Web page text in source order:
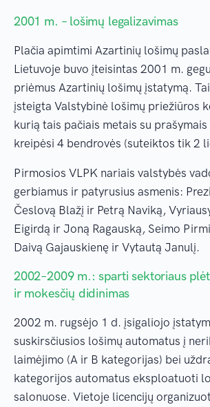
2001 m. – lošimų legalizavimas
Plačia apimtimi Azartinių lošimų
Lietuvoje buvo įteisintas 2001 m.
priėmus Azartinių lošimų įstatymą.
įsteigta Valstybinė lošimų priežiūros
kurią tais pačiais metais su
kreipėsi 4 bendrovės (suteiktos tik 2
Pirmosios VLPK nariais valstybės
gerbiamus ir patyrusius asmenis:
Česlovą Blažį ir Petrą Naviką,
Eigirdą ir Joną Ragauską, Seimo
Daivą Gajauskienę ir Vytautą Janulį.
2002–2009 m.: sparti sektoriaus
ir mokesčių didinimas
2002 m. rugsėjo 1 d. įsigaliojo
suskirsčiusios lošimų automatus į
laimėjimo (A ir B kategorijas) bei
kategorijos automatus eksploatuoti
salonuose. Vietoje licencijų